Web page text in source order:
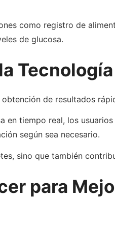
como registro de
de glucosa.
de resultados
en tiempo real, los
según sea necesario.
sino que también
para